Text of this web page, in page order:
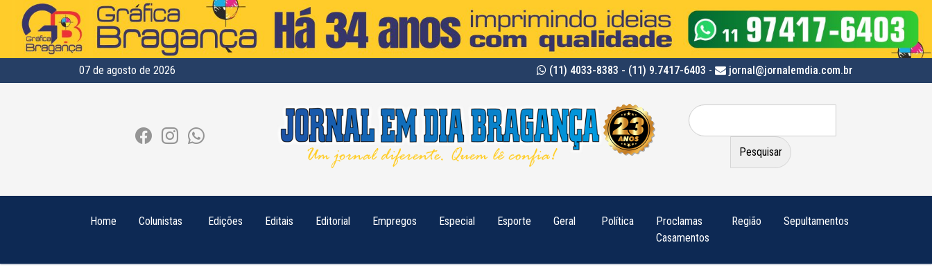
07 de agosto de 2026 (11) 4033-8383 - (11) 9.7417-6403 - jornal@jornalemdia.com.br
Pesquisar
por:
Home Colunistas Edições Editais Editorial Empregos Especial Esporte Geral Política
Proclamas
Casamentos
Região Sepultamentos